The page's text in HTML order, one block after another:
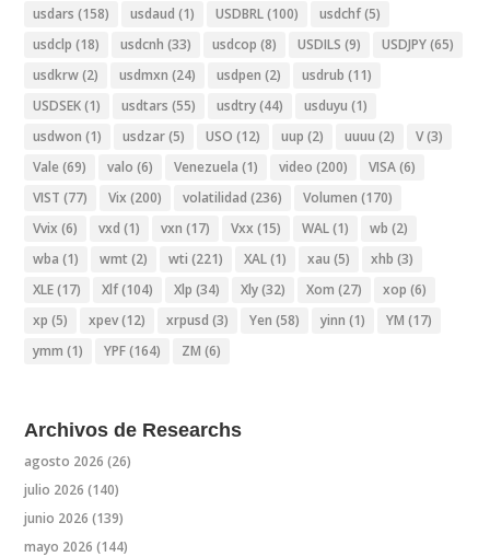
usdars (158) usdaud (1) USDBRL(100) usdchf(5)
usdclp (18) usdcnh (33) usdcop (8) USDILS (9) USDJPY(65)
usdkrw(2) usdmxn (24) usdpen (2) usdrub (11)
USDSEK(1) usdtars (55) usdtry(44) usduyu (1)
usdwon (1) usdzar(5) USO (12) uup (2) uuuu (2) V(3)
Vale (69) valo (6) Venezuela (1) video (200) VISA(6)
VIST (77) Vix (200) volatilidad (236) Volumen (170)
Vvix (6) vxd (1) vxn (17) Vxx (15) WAL(1) wb (2)
wba (1) wmt (2) wti (221) XAL(1) xau (5) xhb (3)
XLE(17) Xlf(104) Xlp (34) Xly(32) Xom (27) xop (6)
xp (5) xpev(12) xrpusd (3) Yen (58) yinn (1) YM (17)
ymm (1) YPF(164) ZM (6)
Archivos de Researchs
agosto 2026 (26)
julio 2026 (140)
junio 2026 (139)
mayo 2026 (144)